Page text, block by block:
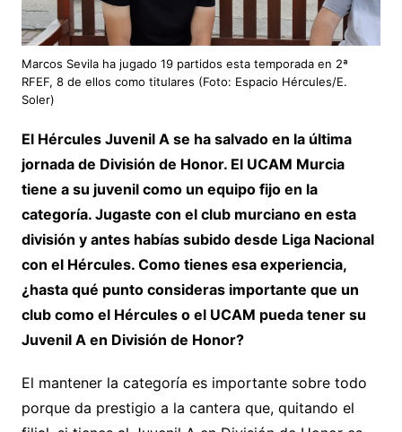
Marcos Sevila ha jugado 19 partidos esta temporada en 2ª
RFEF, 8 de ellos como titulares (Foto: Espacio Hércules/E.
Soler)
El Hércules Juvenil A se ha salvado en la última
jornada de División de Honor. El UCAM Murcia
tiene a su juvenil como un equipo fijo en la
categoría. Jugaste con el club murciano en esta
división y antes habías subido desde Liga Nacional
con el Hércules. Como tienes esa experiencia,
¿hasta qué punto consideras importante que un
club como el Hércules o el UCAM pueda tener su
Juvenil A en División de Honor?
El mantener la categoría es importante sobre todo
porque da prestigio a la cantera que, quitando el